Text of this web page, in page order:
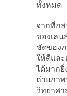
ทั้งหมด
จากที่กล่
ของเล
ชัดของภ
ให้ดีและ
ได้มากยิ่
ถ่ายภา
วิทยาศา